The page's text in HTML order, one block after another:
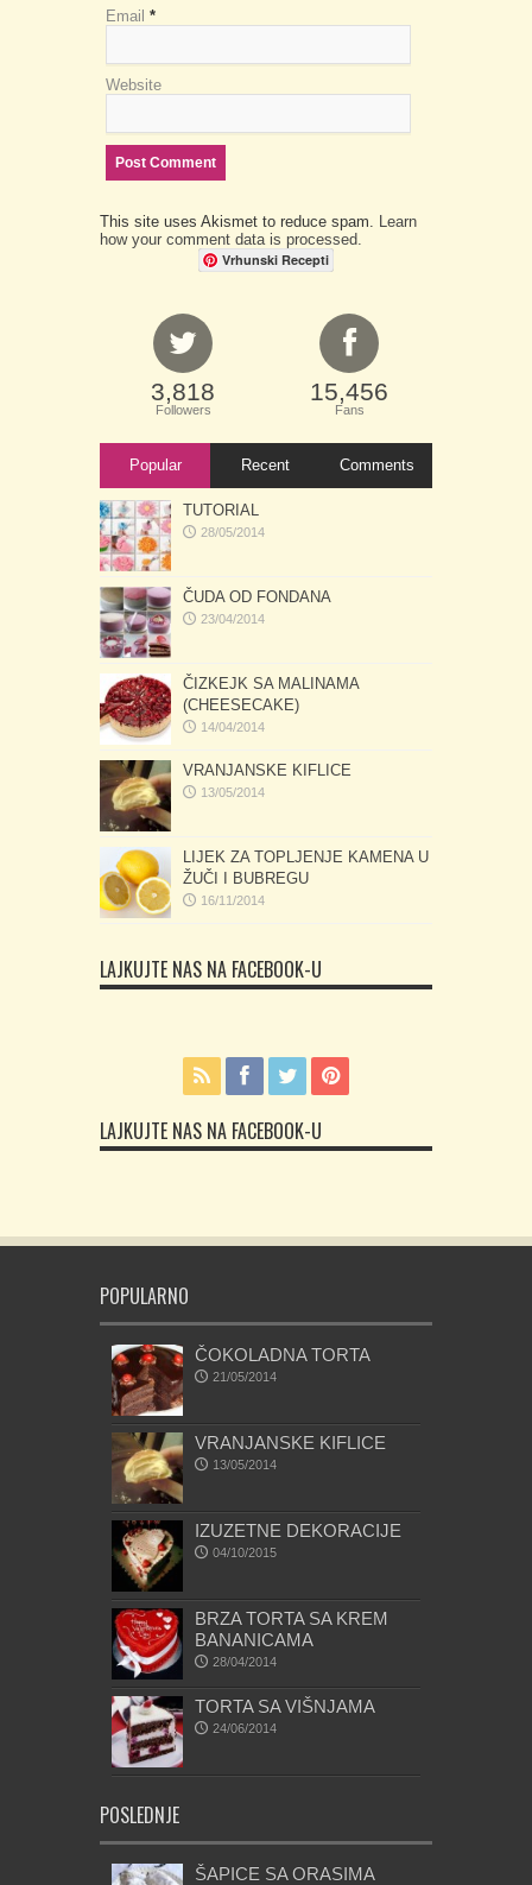
Email *
Website
This site uses Akismet to reduce spam. Learn
how your comment data is processed.
Vrhunski Recepti
3,818
Followers
15,456
Fans
Popular Recent Comments
TUTORIAL
28/05/2014
ČUDA OD FONDANA
23/04/2014
ČIZKEJK SA MALINAMA
(CHEESECAKE)
14/04/2014
VRANJANSKE KIFLICE
13/05/2014
LIJEK ZA TOPLJENJE KAMENA U
ŽUČI I BUBREGU
16/11/2014
LAJKUJTE NAS NA FACEBOOK-U
LAJKUJTE NAS NA FACEBOOK-U
POPULARNO
ČOKOLADNA TORTA
21/05/2014
VRANJANSKE KIFLICE
13/05/2014
IZUZETNE DEKORACIJE
04/10/2015
BRZA TORTA SA KREM
BANANICAMA
28/04/2014
TORTA SA VIŠNJAMA
24/06/2014
POSLEDNJE
ŠAPICE SA ORASIMA